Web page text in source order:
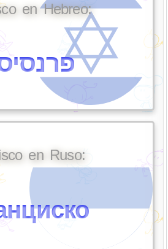
en Hebreo:
en Ruso: